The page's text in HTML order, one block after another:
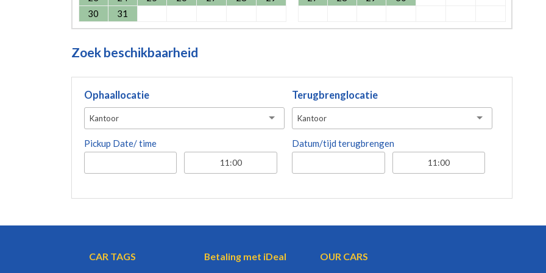
30
31
Zoek beschikbaarheid
Ophaallocatie
Kantoor
Pickup Date/ time
Terugbrenglocatie
Kantoor
Datum/tijd terugbrengen
CAR TAGS Betaling met iDeal OUR CARS